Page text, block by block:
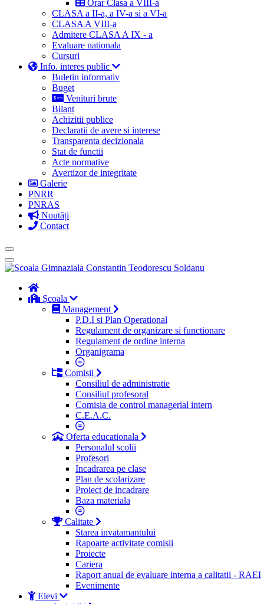
Orar Clasa a VIII-a
CLASA a II-a, a IV-a si a VI-a
CLASA A VIII-a
Admitere CLASA A IX - a
Evaluare nationala
Cursuri
Info. interes public
Buletin informativ
Buget
Venituri brute
Bilant
Achizitii publice
Declaratii de avere si interese
Transparenta decizionala
Stat de functii
Acte normative
Avertizor de integritate
Galerie
PNRR
PNRAS
Noutăți
Contact
Școala
Management
P.D.I si Plan Operational
Regulament de organizare si functionare
Regulament de ordine interna
Organigrama
Comisii
Consiliul de administratie
Consiliul profesoral
Comisia de control managerial intern
C.E.A.C.
Oferta educationala
Personalul scolii
Profesori
Incadrarea pe clase
Plan de scolarizare
Proiect de incadrare
Baza materiala
Calitate
Starea invatamantului
Rapoarte activitate comisii
Proiecte
Cariera
Raport anual de evaluare interna a calitatii - RAEI
Evenimente
Elevi